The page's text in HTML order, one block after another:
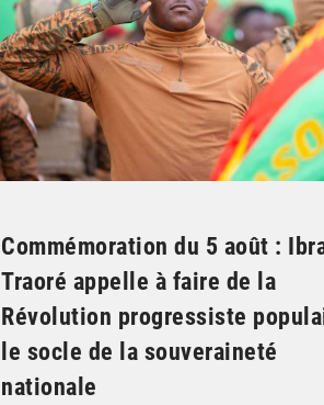
Commémoration du 5 août :
Traoré appelle à faire de la
Révolution progressiste
le socle de la souveraineté
nationale